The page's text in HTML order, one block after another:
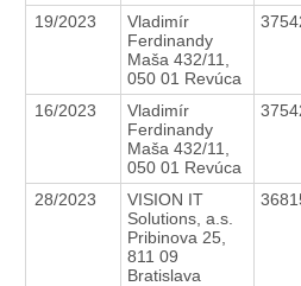
19/2023
Vladimír
Ferdinandy
Maša 432/11,
050 01 Revúca
16/2023
Vladimír
Ferdinandy
Maša 432/11,
050 01 Revúca
28/2023
VISION IT
Solutions, a.s.
Pribinova 25,
811 09
Bratislava